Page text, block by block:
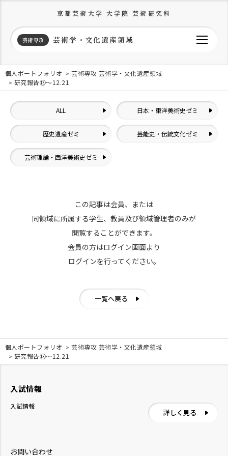
京都芸術大学 大学院 芸術研究科
芸術専攻 芸術学・文化遺産領域
個人ポートフォリオ
芸術専攻 芸術学・文化遺産領域
研究報告⑬〜12.21
ALL 日本・東洋美術史ゼミ
歴史遺産ゼミ 芸能史・伝統文化ゼミ
芸術理論・西洋美術史ゼミ
この記事は会員、または
同領域に所属する学生、教員及び領域管理者のみが
閲覧することができます。
会員の方はログイン画面より
ログインを行ってください。
一覧へ戻る
個人ポートフォリオ
芸術専攻 芸術学・文化遺産領域
研究報告⑬〜12.21
お問い合わせ
入試情報
入試情報
詳しく見る